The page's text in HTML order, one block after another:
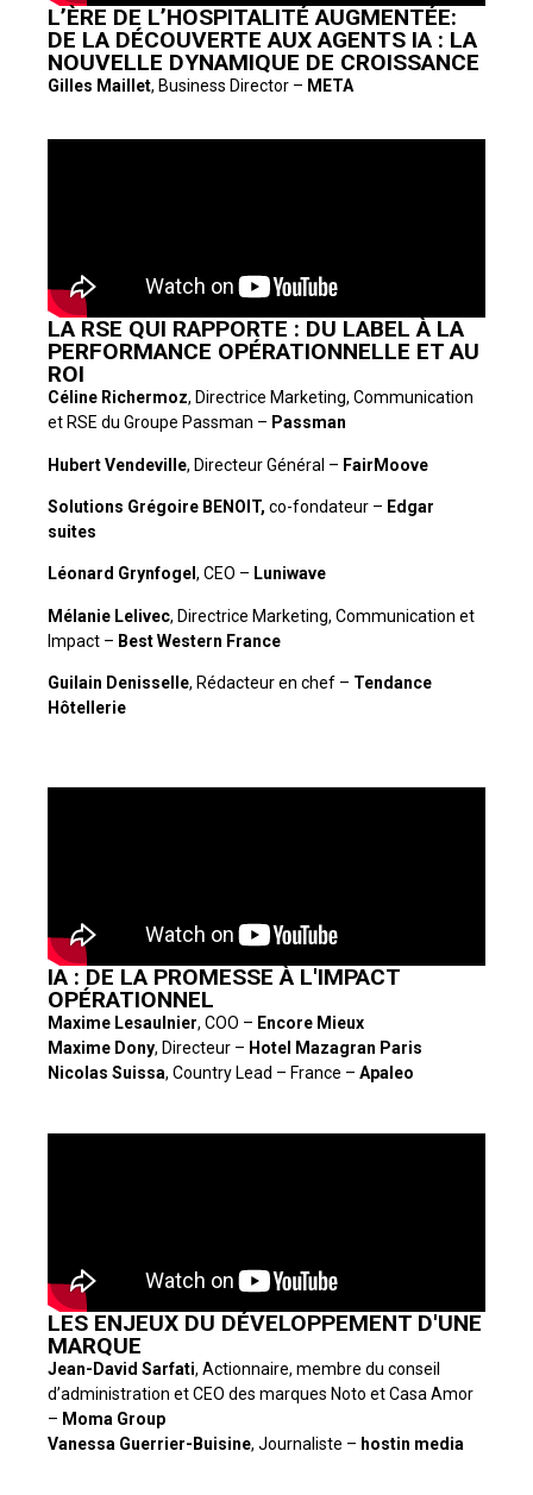
L’ÈRE DE L’HOSPITALITÉ AUGMENTÉE:
DE LA DÉCOUVERTE AUX AGENTS IA : LA
NOUVELLE DYNAMIQUE DE CROISSANCE
Gilles Maillet, Business Director – META
LA RSE QUI RAPPORTE : DU LABEL À LA
PERFORMANCE OPÉRATIONNELLE ET AU
ROI
Céline Richermoz, Directrice Marketing, Communication
et RSE du Groupe Passman – Passman
Hubert Vendeville, Directeur Général – FairMoove
Solutions Grégoire BENOIT, co-fondateur – Edgar
suites
Léonard Grynfogel , CEO – Luniwave
Mélanie Lelivec, Directrice Marketing, Communication et
Impact – Best Western France
Guilain Denisselle, Rédacteur en chef – Tendance
Hôtellerie
IA : DE LA PROMESSE À L'IMPACT
OPÉRATIONNEL
Maxime Lesaulnier, COO – Encore Mieux
Maxime Dony, Directeur – Hotel Mazagran Paris
Nicolas Suissa, Country Lead – France – Apaleo
LES ENJEUX DU DÉVELOPPEMENT D'UNE
MARQUE
Jean-David Sarfati, Actionnaire, membre du conseil
d’administration et CEO des marques Noto et Casa Amor
– Moma Group
Vanessa Guerrier-Buisine, Journaliste – hostin media